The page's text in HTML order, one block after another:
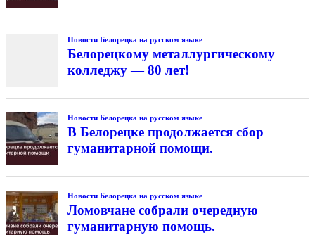
Новости Белорецка на русском языке
Белорецкому металлургическому
колледжу — 80 лет!
Новости Белорецка на русском языке
В Белорецке продолжается сбор
гуманитарной помощи.
Новости Белорецка на русском языке
Ломовчане собрали очередную
гуманитарную помощь.